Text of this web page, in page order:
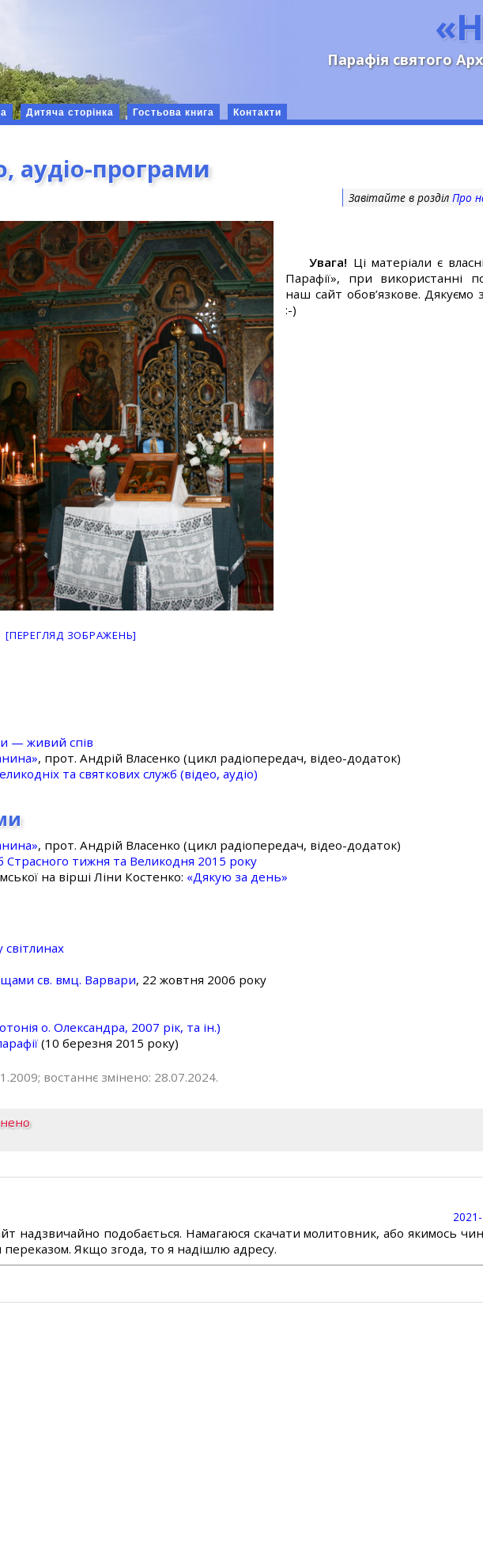
Парафія святого
Дитяча сторінка Гостьова книга Контакти
аудіо-програми
[ПЕРЕГЛЯД ЗОБРАЖЕНЬ]
Завітайте в розділ Про
Увага! Ці матеріали є
Парафії», при використанні
наш сайт обов’язкове. Дякуємо
:-)
— живий спів
, прот. Андрій Власенко (цикл радіопередач, відео-додаток)
та святкових служб (відео, аудіо)
, прот. Андрій Власенко (цикл радіопередач, відео-додаток)
Страсного тижня та Великодня 2015 року
на вірші Ліни Костенко: «Дякую за день»
світлинах
св. вмц. Варвари, 22 жовтня 2006 року
о. Олександра, 2007 рік, та ін.)
(10 березня 2015 року)
востаннє змінено: 28.07.2024.
надзвичайно подобається. Намагаюся скачати молитовник, або якимось
Якщо згода, то я надішлю адресу.